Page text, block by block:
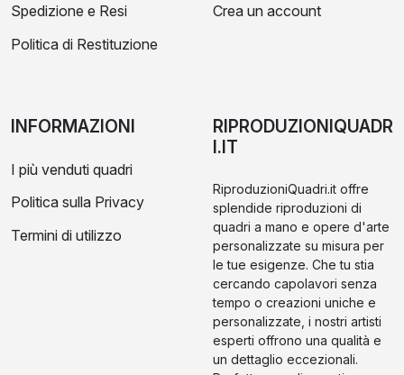
Spedizione e Resi
Politica di Restituzione
Crea un account
INFORMAZIONI
I più venduti quadri
Politica sulla Privacy
Termini di utilizzo
RIPRODUZIONIQUADR
I.IT
RiproduzioniQuadri.it offre
splendide riproduzioni di
quadri a mano e opere d'arte
personalizzate su misura per
le tue esigenze. Che tu stia
cercando capolavori senza
tempo o creazioni uniche e
personalizzate, i nostri artisti
esperti offrono una qualità e
un dettaglio eccezionali.